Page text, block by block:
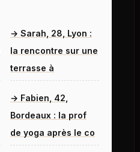
→ Sarah, 28, Lyon :
la rencontre sur une
terrasse à
→ Fabien, 42,
Bordeaux : la prof
de yoga après le co